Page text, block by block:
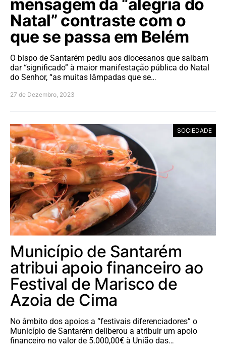
mensagem da “alegria do
Natal” contraste com o
que se passa em Belém
O bispo de Santarém pediu aos diocesanos que saibam
dar “significado” à maior manifestação pública do Natal
do Senhor, “as muitas lâmpadas que se…
27 de Dezembro, 2023
SOCIEDADE
Município de Santarém
atribui apoio financeiro ao
Festival de Marisco de
Azoia de Cima
No âmbito dos apoios a “festivais diferenciadores” o
Município de Santarém deliberou a atribuir um apoio
financeiro no valor de 5.000,00€ à União das…